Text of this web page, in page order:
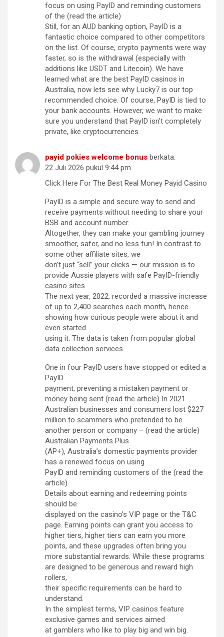
focus on using PayID and reminding customers
of the (read the article)
Still, for an AUD banking option, PayID is a
fantastic choice compared to other competitors
on the list. Of course, crypto payments were way
faster, so is the withdrawal (especially with
additions like USDT and Litecoin). We have
learned what are the best PayID casinos in
Australia, now lets see why Lucky7 is our top
recommended choice. Of course, PayID is tied to
your bank accounts. However, we want to make
sure you understand that PayID isn’t completely
private, like cryptocurrencies.
payid pokies welcome bonus berkata:
22 Juli 2026 pukul 9:44 pm
Click Here For The Best Real Money Payid Casino
PayID is a simple and secure way to send and
receive payments without needing to share your
BSB and account number.
Altogether, they can make your gambling journey
smoother, safer, and no less fun! In contrast to
some other affiliate sites, we
don’t just “sell” your clicks — our mission is to
provide Aussie players with safe PayID-friendly
casino sites.
The next year, 2022, recorded a massive increase
of up to 2,400 searches each month, hence
showing how curious people were about it and
even started
using it. The data is taken from popular global
data collection services.
One in four PayID users have stopped or edited a
PayID
payment, preventing a mistaken payment or
money being sent (read the article) In 2021
Australian businesses and consumers lost $227
million to scammers who pretended to be
another person or company – (read the article)
Australian Payments Plus
(AP+), Australia’s domestic payments provider
has a renewed focus on using
PayID and reminding customers of the (read the
article)
Details about earning and redeeming points
should be
displayed on the casino’s VIP page or the T&C
page. Earning points can grant you access to
higher tiers, higher tiers can earn you more
points, and these upgrades often bring you
more substantial rewards. While these programs
are designed to be generous and reward high
rollers,
their specific requirements can be hard to
understand.
In the simplest terms, VIP casinos feature
exclusive games and services aimed
at gamblers who like to play big and win big.